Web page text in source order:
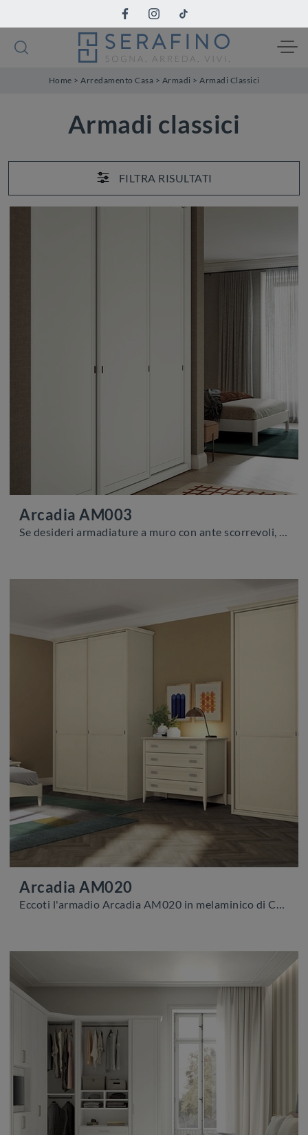
Home > Arredamento Casa > Armadi > Armadi Classici
Armadi classici
FILTRA RISULTATI
Arcadia AM003
Se desideri armadiature a muro con ante scorrevoli, clicca e scopri l'armadio Arcadia AM003 di Colombini Casa in melaminico.
Arcadia AM020
Eccoti l'armadio Arcadia AM020 in melaminico di Colombini Casa! Una ricca gamma di armadi a muro con ante scorrevoli.